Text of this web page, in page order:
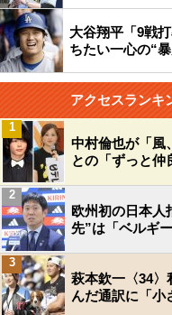
大谷翔平「9戦
ちたい一心の“
アクセスランキ
中村倫也が「
との「ずっと仲
1
欧州初の日本人
先”は「ベルギ
2
萩本欽一〈34
んだ通訳に「小
3